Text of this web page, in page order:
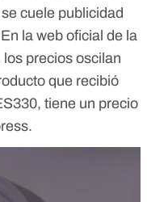
cuele publicidad
la web oficial de la
los precios oscilan
que recibió
tiene un precio
.